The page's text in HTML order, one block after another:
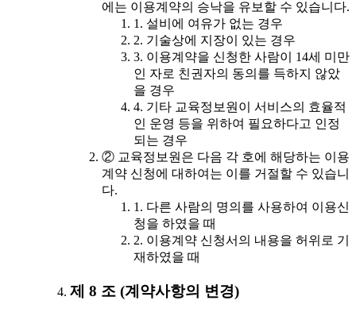
에는 이용계약의 승낙을 유보할 수 있습니다.
1. 설비에 여유가 없는 경우
2. 기술상에 지장이 있는 경우
3. 이용계약을 신청한 사람이 14세 미만
인 자로 친권자의 동의를 득하지 않았
을 경우
4. 기타 교육정보원이 서비스의 효율적
인 운영 등을 위하여 필요하다고 인정
되는 경우
② 교육정보원은 다음 각 호에 해당하는 이용
계약 신청에 대하여는 이를 거절할 수 있습니
다.
1. 다른 사람의 명의를 사용하여 이용신
청을 하였을 때
2. 이용계약 신청서의 내용을 허위로 기
재하였을 때
제 8 조 (계약사항의 변경)